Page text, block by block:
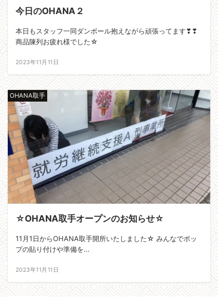
今日のOHANA２
本日もスタッフ一同ダンボール抱えながら頑張ってます❣❣
商品陳列お疲れ様でした☆
2023年11月11日
OHANA取手
☆OHANA取手オープンのお知らせ☆
11月1日からOHANA取手開所いたしました☆ みんなでポッ
プの貼り付けや準備を...
2023年11月11日